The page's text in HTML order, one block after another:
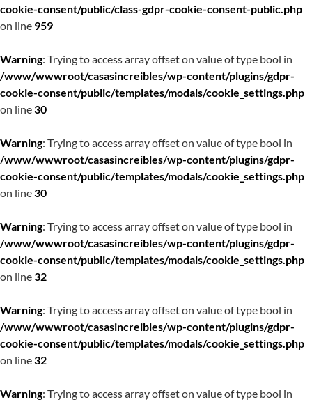
cookie-consent/public/class-gdpr-cookie-consent-public.php
on line 959
Warning: Trying to access array offset on value of type bool in
/www/wwwroot/casasincreibles/wp-content/plugins/gdpr-
cookie-consent/public/templates/modals/cookie_settings.php
on line30
Warning: Trying to access array offset on value of type bool in
/www/wwwroot/casasincreibles/wp-content/plugins/gdpr-
cookie-consent/public/templates/modals/cookie_settings.php
on line30
Warning: Trying to access array offset on value of type bool in
/www/wwwroot/casasincreibles/wp-content/plugins/gdpr-
cookie-consent/public/templates/modals/cookie_settings.php
on line32
Warning: Trying to access array offset on value of type bool in
/www/wwwroot/casasincreibles/wp-content/plugins/gdpr-
cookie-consent/public/templates/modals/cookie_settings.php
on line32
Warning: Trying to access array offset on value of type bool in